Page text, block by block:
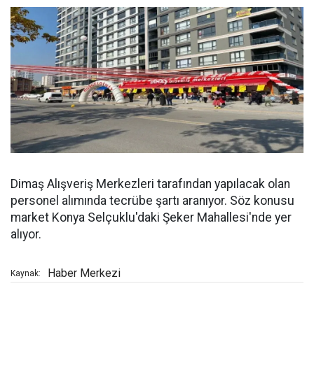
Dimaş Alışveriş Merkezleri tarafından yapılacak olan
personel alımında tecrübe şartı aranıyor. Söz konusu
market Konya Selçuklu'daki Şeker Mahallesi'nde yer
alıyor.
Kaynak: Haber Merkezi